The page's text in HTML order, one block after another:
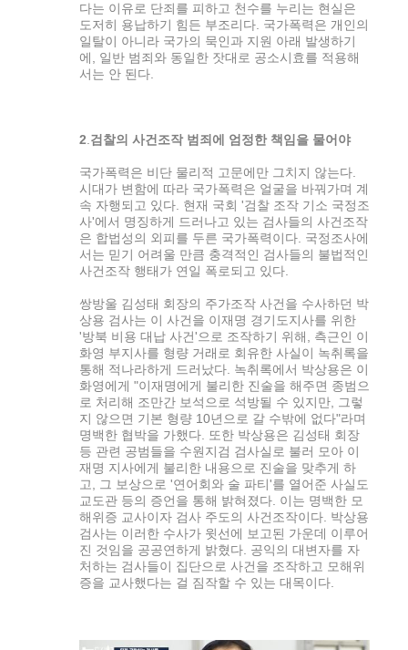
다는 이유로 단죄를 피하고 천수를 누리는 현실은
도저히 용납하기 힘든 부조리다. 국가폭력은 개인의
일탈이 아니라 국가의 묵인과 지원 아래 발생하기
에, 일반 범죄와 동일한 잣대로 공소시효를 적용해
서는 안 된다.
2 검찰의 사건조작 범죄에 엄정한 책임을 물어야
국가폭력은 비단 물리적 고문에만 그치지 않는다.
시대가 변함에 따라 국가폭력은 얼굴을 바꿔가며 계
속 자행되고 있다. 현재 국회 '검찰 조작 기소 국정조
사'에서 명징하게 드러나고 있는 검사들의 사건조작
은 합법성의 외피를 두른 국가폭력이다. 국정조사에
서는 믿기 어려울 만큼 충격적인 검사들의 불법적인
사건조작 행태가 연일 폭로되고 있다.
쌍방울 김성태 회장의 주가조작 사건을 수사하던 박
상용 검사는 이 사건을 이재명 경기도지사를 위한
'방북 비용 대납 사건'으로 조작하기 위해, 측근인 이
화영 부지사를 형량 거래로 회유한 사실이 녹취록을
통해 적나라하게 드러났다. 녹취록에서 박상용은 이
화영에게 "이재명에게 불리한 진술을 해주면 종범으
로 처리해 조만간 보석으로 석방될 수 있지만, 그렇
지 않으면 기본 형량 10년으로 갈 수밖에 없다"라며
명백한 협박을 가했다. 또한 박상용은 김성태 회장
등 관련 공범들을 수원지검 검사실로 불러 모아 이
재명 지사에게 불리한 내용으로 진술을 맞추게 하
고, 그 보상으로 '연어회와 술 파티'를 열어준 사실도
교도관 등의 증언을 통해 밝혀졌다. 이는 명백한 모
해위증 교사이자 검사 주도의 사건조작이다. 박상용
검사는 이러한 수사가 윗선에 보고된 가운데 이루어
진 것임을 공공연하게 밝혔다. 공익의 대변자를 자
처하는 검사들이 집단으로 사건을 조작하고 모해위
증을 교사했다는 걸 짐작할 수 있는 대목이다.